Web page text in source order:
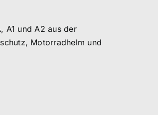
A1 und A2 aus der
Motorradhelm und